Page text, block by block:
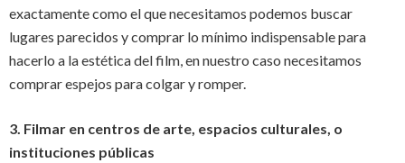
exactamente como el que necesitamos podemos buscar
lugares parecidos y comprar lo mínimo indispensable para
hacerlo a la estética del film, en nuestro caso necesitamos
comprar espejos para colgar y romper.
3. Filmar en centros de arte, espacios culturales, o
instituciones públicas